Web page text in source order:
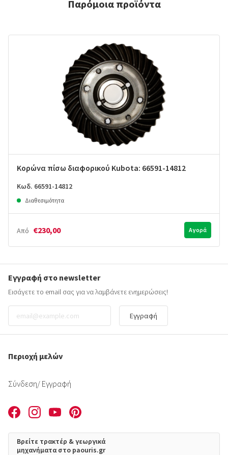
Παρόμοια προϊόντα
Κορώνα πίσω διαφορικού Kubota: 66591-14812
Κωδ. 66591-14812
Διαθεσιμότητα
Από €230,00 Αγορά
Εγγραφή στο newsletter
Εισάγετε το email σας για να λαμβάνετε ενημερώσεις!
Εγγραφή
Περιοχή μελών
Σύνδεση/ Εγγραφή
Βρείτε τρακτέρ & γεωργικά
μηχανήματα στο paouris.gr